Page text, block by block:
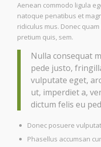
Aenean commodo ligula
natoque penatibus et
ridiculus mus. Donec
pretium quis, sem.
Nulla consequat
pede justo,
vulputate eget,
ut, imperdiet a,
dictum felis eu
Donec posuere
Phasellus accumsan